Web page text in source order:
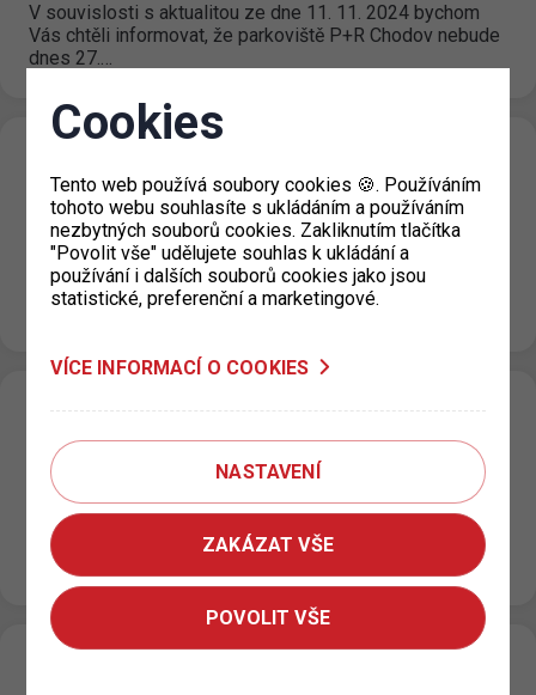
V souvislosti s aktualitou ze dne 11. 11. 2024 bychom
Vás chtěli informovat, že parkoviště P+R Chodov nebude
dnes 27.…
parkovacích automatech
22. 11. 2024
Chtěli bychom varovat veřejnost, aby nepoužívala pro
platbu za parkování falešné růžové samolepky s QR kódy
s logem EasyPark nalezené…
Změna adresy výdejny parkovacích
oprávnění PRAHA 18
11. 11. 2024
Od pondělí 11.11.2024 je výdejna parkovacích oprávnění
pro Prahu 18 na nové adrese Bechyňská 639, Praha 18-
Letňany (budova Úřadu městské…
Cookies
Tento web používá soubory cookies 🍪. Používáním
tohoto webu souhlasíte s ukládáním a používáním
nezbytných souborů cookies. Zakliknutím tlačítka
"Povolit vše" udělujete souhlas k ukládání a
používání i dalších souborů cookies jako jsou
statistické, preferenční a marketingové.
VÍCE INFORMACÍ O COOKIES
NASTAVENÍ
ZAKÁZAT VŠE
POVOLIT VŠE